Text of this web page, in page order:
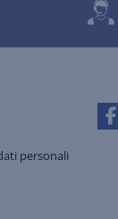
personali